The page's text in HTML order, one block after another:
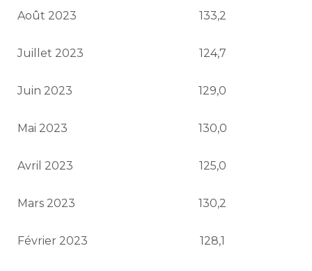
Août 2023 133,2
Juillet 2023 124,7
Juin 2023 129,0
Mai 2023 130,0
Avril 2023 125,0
Mars 2023 130,2
Février 2023 128,1